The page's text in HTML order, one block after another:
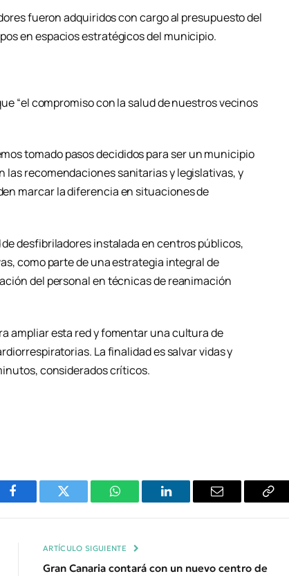
fueron adquiridos con cargo al presupuesto del
en espacios estratégicos del municipio.
“el compromiso con la salud de nuestros vecinos
tomado pasos decididos para ser un municipio
recomendaciones sanitarias y legislativas, y
marcar la diferencia en situaciones de
desfibriladores instalada en centros públicos,
como parte de una estrategia integral de
del personal en técnicas de reanimación
ampliar esta red y fomentar una cultura de
La finalidad es salvar vidas y
considerados críticos.
Facebook Twitter WhatsAppLinkedIn Email
ARTÍCULO SIGUIENTE
Gran Canaria contará con un nuevo centro de